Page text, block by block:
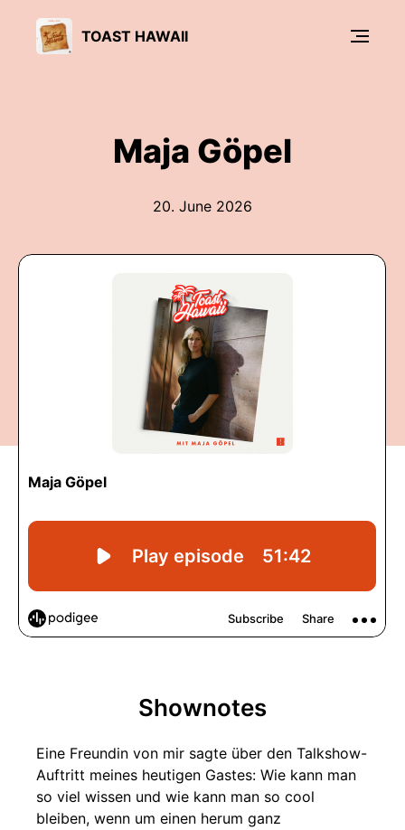
TOAST HAWAII
Maja Göpel
20. June 2026
Shownotes
Eine Freundin von mir sagte über den Talkshow-
Auftritt meines heutigen Gastes: Wie kann man
so viel wissen und wie kann man so cool
bleiben, wenn um einen herum ganz